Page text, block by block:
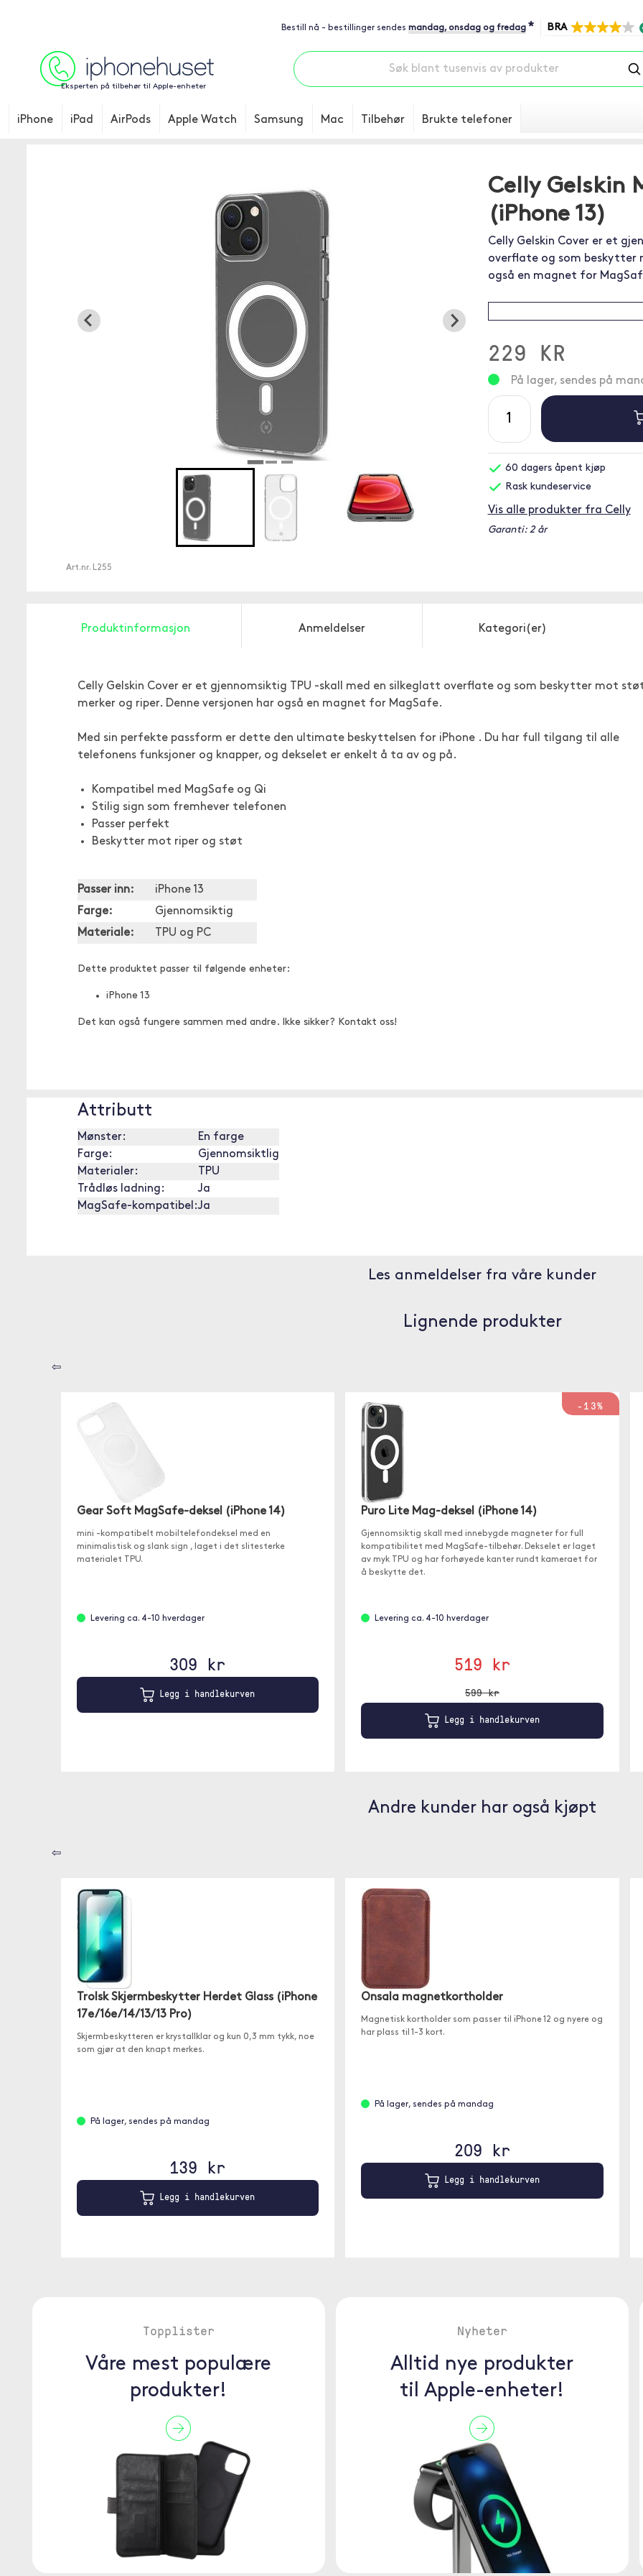
Bestill nå - bestillinger sendes mandag, onsdag og fredag * BRA
Eksperten på tilbehør til Apple-enheter
iPhone iPad AirPods Apple Watch Samsung Mac Tilbehør Brukte telefoner
Art.nr. L255
Celly Gelskin
(iPhone 13)
Celly Gelskin Cover er et
overflate og som beskytter
også en magnet for
229 KR
På lager, sendes på
60 dagers åpent kjøp
Rask kundeservice
Vis alle produkter fra Celly
Garanti: 2 år
Produktinformasjon Anmeldelser Kategori(er)
Celly Gelskin Cover er et gjennomsiktig TPU -skall med en silkeglatt overflate og som beskytter mot
merker og riper. Denne versjonen har også en magnet for MagSafe.
Med sin perfekte passform er dette den ultimate beskyttelsen for iPhone . Du har full tilgang til alle
telefonens funksjoner og knapper, og dekselet er enkelt å ta av og på.
Kompatibel med MagSafe og Qi
Stilig sign som fremhever telefonen
Passer perfekt
Beskytter mot riper og støt
Passer inn:
iPhone 13
Farge:
Gjennomsiktig
Materiale:
TPU og PC
Dette produktet passer til følgende enheter:
iPhone 13
Det kan også fungere sammen med andre. Ikke sikker? Kontakt oss!
Attributt
Mønster:
En farge
Farge:
Gjennomsiktlig
Materialer:
TPU
Trådløs ladning:
Ja
MagSafe-kompatibel:Ja
Les anmeldelser fra våre kunder
Lignende produkter
⇦
Gear Soft MagSafe-deksel (iPhone 14)
mini -kompatibelt mobiltelefondeksel med en
minimalistisk og slank sign , laget i det slitesterke
materialet TPU.
Levering ca. 4-10 hverdager
309 kr
Legg i handlekurven
-13%
Puro Lite Mag-deksel (iPhone 14)
Gjennomsiktig skall med innebygde magneter for full
kompatibilitet med MagSafe-tilbehør. Dekselet er laget
av myk TPU og har forhøyede kanter rundt kameraet for
å beskytte det.
Levering ca. 4-10 hverdager
519 kr
599 kr
Legg i handlekurven
Andre kunder har også kjøpt
⇦
Trolsk Skjermbeskytter Herdet Glass (iPhone
17e/16e/14/13/13 Pro)
Skjermbeskytteren er krystallklar og kun 0,3 mm tykk, noe
som gjør at den knapt merkes.
På lager, sendes på mandag
139 kr
Legg i handlekurven
Onsala magnetkortholder
Magnetisk kortholder som passer til iPhone 12 og nyere og
har plass til 1-3 kort.
På lager, sendes på mandag
209 kr
Legg i handlekurven
Topplister
Våre mest populære
produkter!
Nyheter
Alltid nye produkter
til Apple-enheter!